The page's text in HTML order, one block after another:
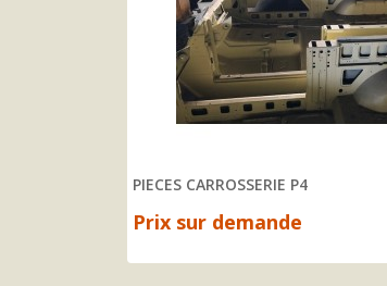
PIECES CARROSSERIE P4
Prix sur demande